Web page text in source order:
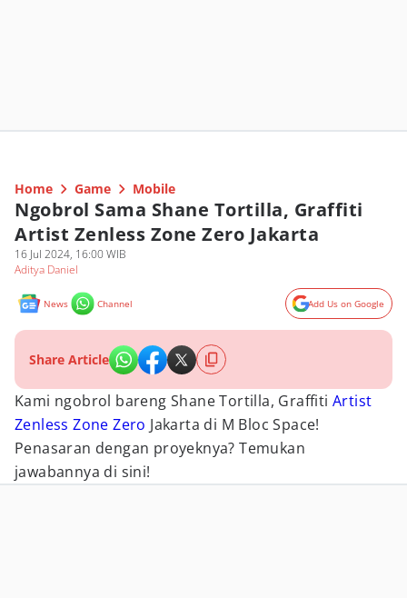
Home Game Mobile
Ngobrol Sama Shane Tortilla, Graffiti
Artist Zenless Zone Zero Jakarta
16 Jul 2024, 16:00 WIB
Aditya Daniel
News Channel Add Us on Google
Share Article
Kami ngobrol bareng Shane Tortilla, Graffiti Artist
Zenless Zone Zero Jakarta di M Bloc Space!
Penasaran dengan proyeknya? Temukan
jawabannya di sini!